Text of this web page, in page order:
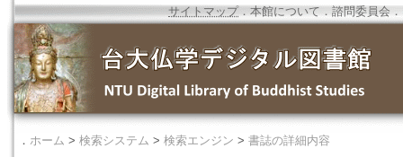
サイトマップ．本館について ． 諮問委員会 ．
． ホーム > 検索システム > 検索エンジン > 書誌の詳細内容